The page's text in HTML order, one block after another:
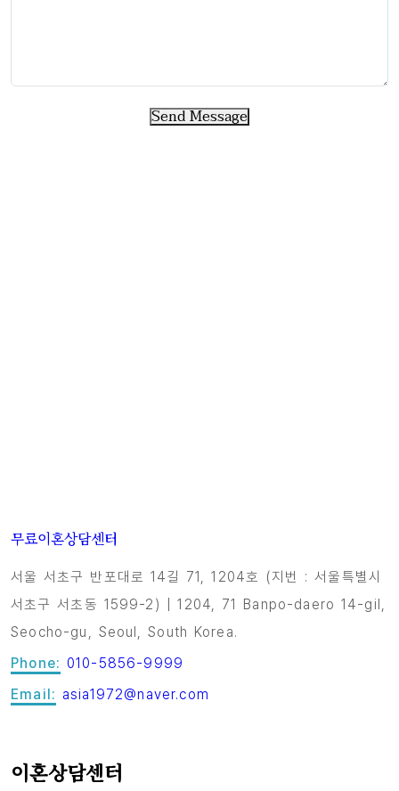
Send Message
무료이혼상담센터
서울 서초구 반포대로 14길 71, 1204호 (지번 : 서울특별시
서초구 서초동 1599-2) | 1204, 71 Banpo-daero 14-gil,
Seocho-gu, Seoul, South Korea.
Phone: 010-5856-9999
Email: asia1972@naver.com
이혼상담센터